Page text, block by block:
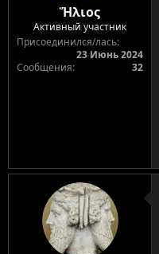
Ἥλιος
Активный участник
Присоединился/лась
23 Июнь 2024
Сообщения
32